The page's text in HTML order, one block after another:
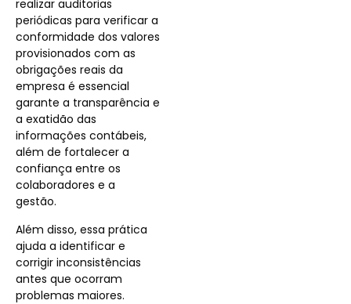
realizar auditorias
periódicas para verificar a
conformidade dos valores
provisionados com as
obrigações reais da
empresa é essencial
garante a transparência e
a exatidão das
informações contábeis,
além de fortalecer a
confiança entre os
colaboradores e a
gestão.
Além disso, essa prática
ajuda a identificar e
corrigir inconsistências
antes que ocorram
problemas maiores.